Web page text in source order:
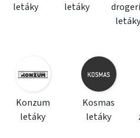
letáky
letáky
letáky
Konzum
letáky
Kosmas
letáky